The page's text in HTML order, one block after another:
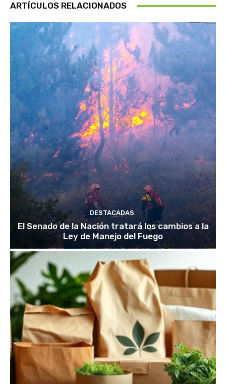
ARTÍCULOS RELACIONADOS
DESTACADAS
El Senado de la Nación tratará los cambios a la
Ley de Manejo del Fuego